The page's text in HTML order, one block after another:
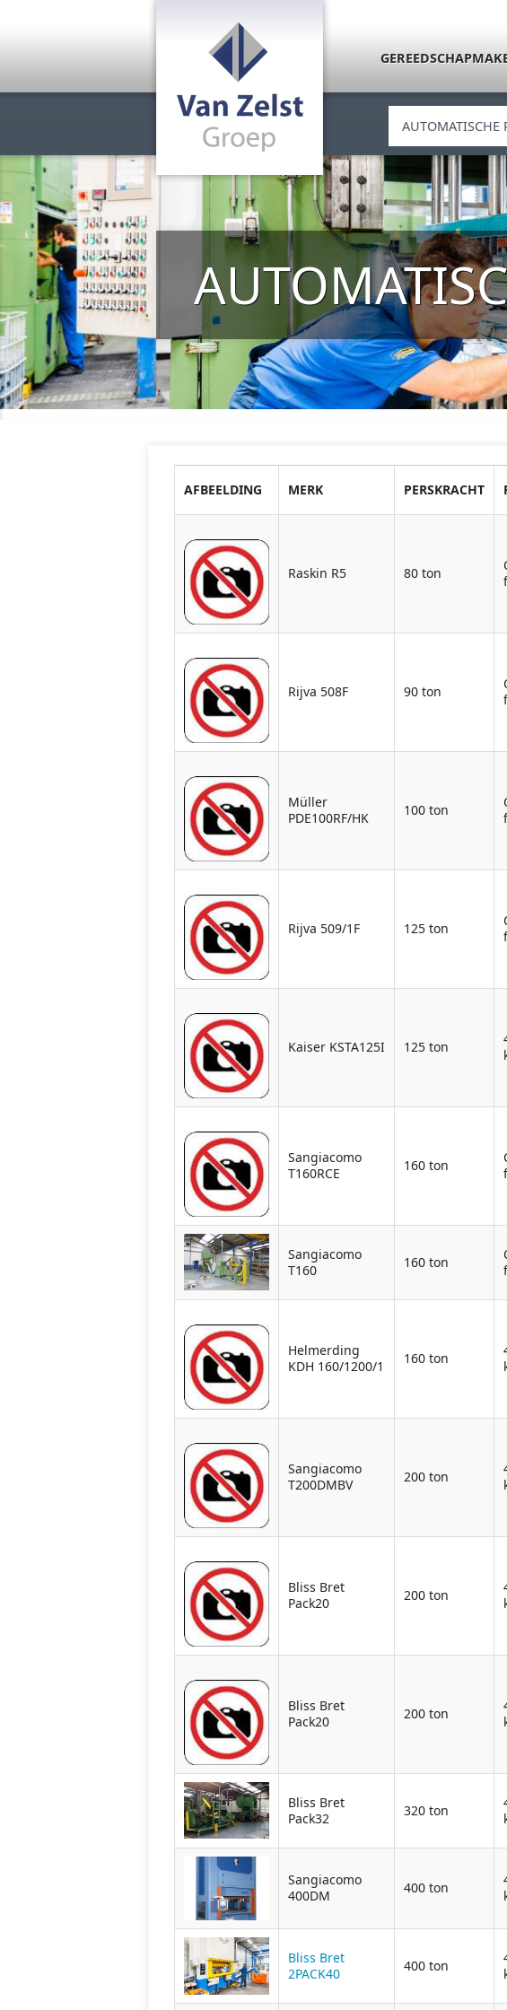
AUTOMATISCHE
AFBEELDING MERK PERSKRACHT
Raskin R5 80 ton
Rijva 508F 90 ton
Müller
PDE100RF/HK
100 ton
Rijva 509/1F 125 ton
Kaiser KSTA125I 125 ton
Sangiacomo
T160RCE
160 ton
Sangiacomo
T160
160 ton
Helmerding
KDH 160/1200/1
160 ton
Sangiacomo
T200DMBV
200 ton
Bliss Bret
Pack20
200 ton
Bliss Bret
Pack20
200 ton
Bliss Bret
Pack32
320 ton
Sangiacomo
400DM
400 ton
Bliss Bret
2PACK40
400 ton